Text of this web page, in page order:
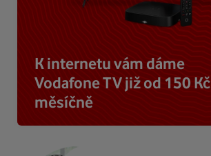
K internetu vám dáme
Vodafone TV již od 150 Kč
měsíčně